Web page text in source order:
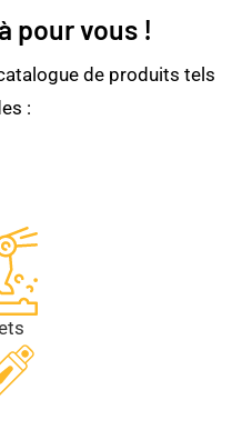
pour vous !
de produits tels
: